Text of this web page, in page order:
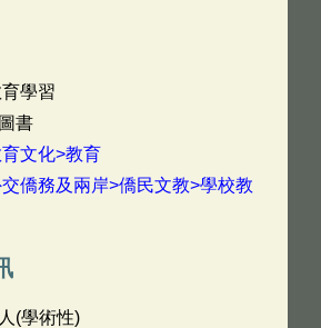
學習
書
文化>教育
僑務及兩岸>僑民文教>學校教
(學術性)